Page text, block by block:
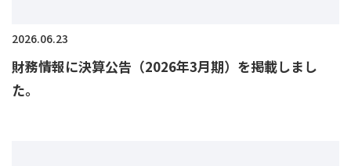
2026.06.23
財務情報に決算公告（2026年3月期）を掲載しまし
た。